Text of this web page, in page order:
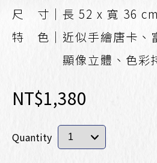
尺 寸｜長 52 x 寬 36 cm
特 色｜近似手繪唐卡、
顯像立體、色彩持
NT$1,380
Quantity